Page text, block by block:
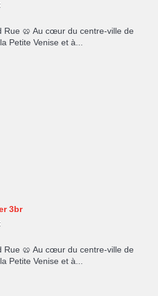
🥨 Au cœur du centre-ville de
Petite Venise et à...
3br
🥨 Au cœur du centre-ville de
Petite Venise et à...